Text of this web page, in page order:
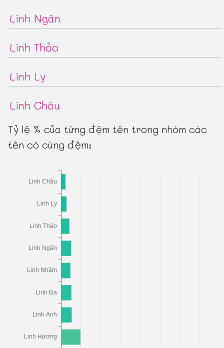
Linh Ngân
Linh Thảo
Linh Ly
Linh Châu
Tỷ lệ % của từng đệm tên trong nhóm các
tên có cùng đệm: